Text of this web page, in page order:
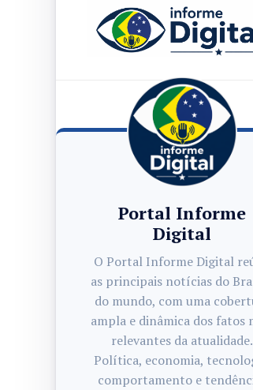
Portal Informe
Digital
O Portal Informe Digital
as principais notícias do
do mundo, com uma
ampla e dinâmica dos fatos
relevantes da atualidade.
Política, economia,
comportamento e